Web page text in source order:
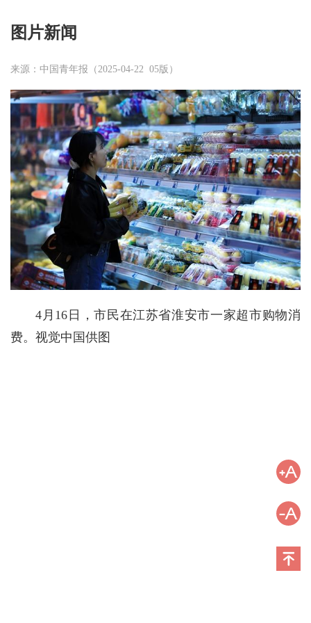
图片新闻
来源：中国青年报（2025-04-22 05版）
4月16日，市民在江苏省淮安市一家超市购物消
费。视觉中国供图